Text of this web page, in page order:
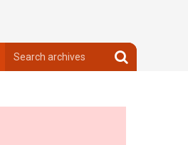
archives
Search
archives